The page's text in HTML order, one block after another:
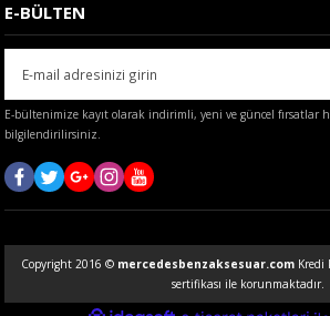
E-BÜLTEN
E-bültenimize kayıt olarak indirimli, yeni ve güncel fırsatlar
bilgilendirilirsiniz.
Copyright 2016 © mercedesbenzaksesuar.comKredi
sertifikası ile korunmaktadır.